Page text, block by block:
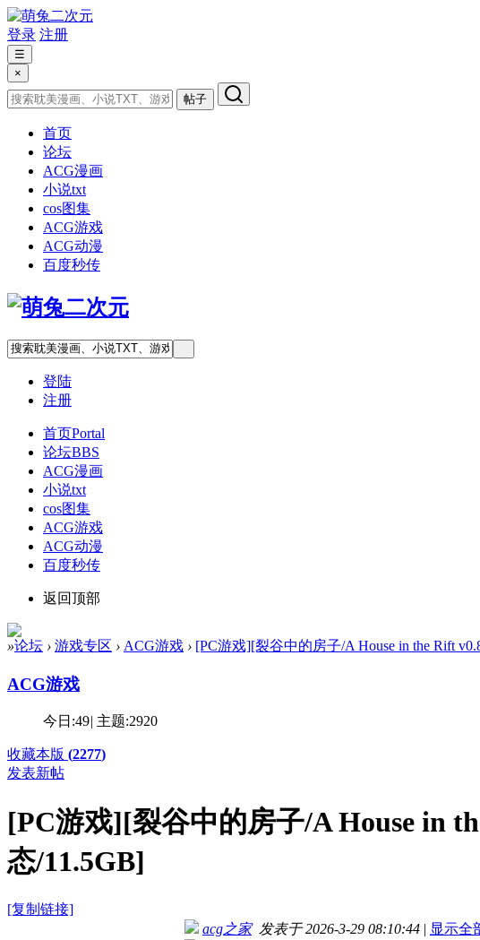
登录 注册
☰
×
帖子
首页
论坛
ACG漫画
小说txt
cos图集
ACG游戏
ACG动漫
百度秒传
登陆
注册
首页Portal
论坛BBS
ACG漫画
小说txt
cos图集
ACG游戏
ACG动漫
百度秒传
返回顶部
»论坛 › 游戏专区 › ACG游戏 › [PC游戏][裂谷中的房子/A House in the Rift
ACG游戏
今日:49| 主题:2920
收藏本版 (2277)
发表新帖
[PC游戏][裂谷中的房子/A House in
态/11.5GB]
[复制链接]
acg之家发表于 2026-3-29 08:10:44 | 显示全